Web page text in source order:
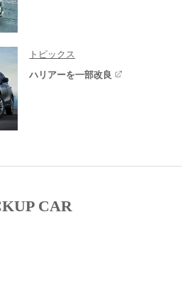
トピックス
ハリアーを一部改良
CAR